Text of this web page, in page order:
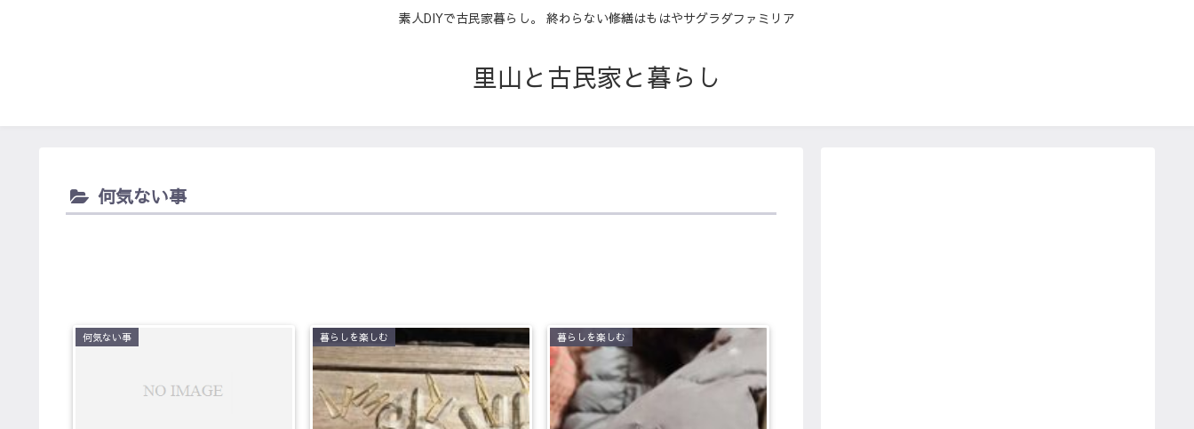
素人DIYで古民家暮らし。 終わらない修繕はもはやサグラダファミリア
里山と古民家と暮らし
何気ない事
何気ない事 暮らしを楽しむ 暮らしを楽しむ